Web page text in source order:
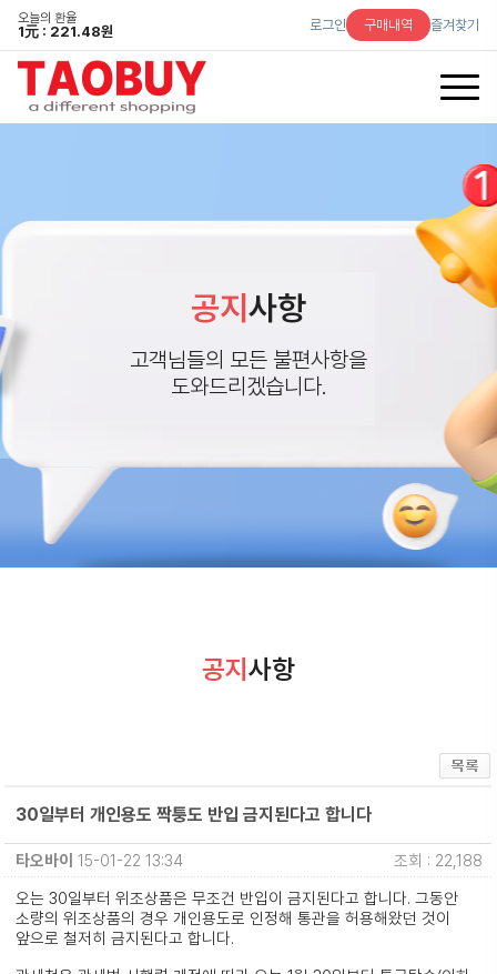
오늘의 환율
1元 : 221.48원 로그인 구매내역 즐겨찾기
공지 사항
고객님들의 모든 불편사항을
도와드리겠습니다.
공지 사항
30일부터 개인용도 짝퉁도 반입 금지된다고 합니다
타오바이 15-01-22 13:34
조회 : 22,188
오는 30일부터 위조상품은 무조건 반입이 금지된다고 합니다. 그동안
소량의 위조상품의 경우 개인용도로 인정해 통관을 허용해왔던 것이
앞으로 철저히 금지된다고 합니다.